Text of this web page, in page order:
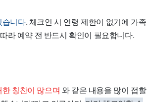
습니다. 체크인 시 연령 제한이 없기에 가족
라 예약 전 반드시 확인이 필요합니다.
칭찬이 많으며 와 같은 내용을 많이 접할